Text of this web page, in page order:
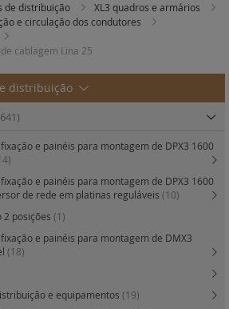
de distribuição
XL3 quadros e armários
e circulação dos condutores
cablagem Lina 25
distribuição
e painéis para montagem de DPX3 1600
e painéis para montagem de DPX3 1600
de rede em platinas reguláveis (10)
2 posições (1)
e painéis para montagem de DMX3
(18)
e equipamentos (19)